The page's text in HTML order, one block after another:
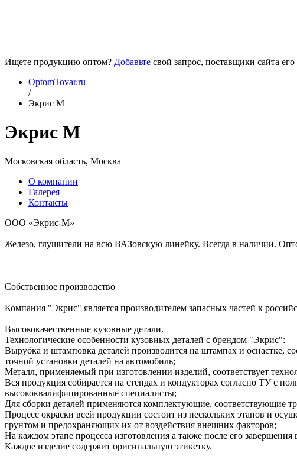
Ищете продукцию оптом? Добавьте свой запрос, поставщики сайта его
OptomTovar.ru
/
Экрис М
Экрис М
Московская область, Москва
О компании
Галерея
Контакты
ООО «Экрис-М»
Железо, глушители на всю ВАЗовскую линейку. Всегда в наличии.
Собственное производство
Компания "Экрис" является производителем запасных частей к
Высококачественные кузовные детали.
Технологические особенности кузовных деталей с брендом "Экрис":
Вырубка и штамповка деталей производится на штампах и оснастке,
точной установки деталей на автомобиль;
Металл, применяемый при изготовлении изделий, соответствует
Вся продукция собирается на стендах и кондукторах согласно ТУ с
высококвалифицированные специалисты;
Для сборки деталей применяются комплектующие, соответствующие
Процесс окраски всей продукции состоит из нескольких этапов и
грунтом и предохраняющих их от воздействия внешних факторов;
На каждом этапе процесса изготовления а также после его
Каждое изделие содержит оригинальную этикетку.